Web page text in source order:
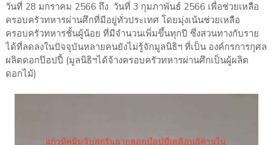
วันที่ 28 มกราคม 2566 ถึง วันที่ 3 กุมภาพันธ์ 2566 เพื่อช่วยเหลือ
ครอบครัวทหารผ่านศึกที่มีอยู่ทั่วประเทศ โดยมุ่งเน้นช่วยเหลือ
ครอบครัวทหารชั้นผู้น้อย ที่มีจำนวนเพิ่มขึ้นทุกปี ซึ่งสวนทางกับราย
ได้ที่ลดลงในปัจจุบันหลายคนยังไม่รู้จักมูลนิธิฯ ที่เป็น องค์กรการกุศล
ผลิตดอกป๊อปปี้ (มูลนิธิฯได้จ้างครอบครัวทหารผ่านศึกเป็นผู้ผลิต
ดอกไม้)